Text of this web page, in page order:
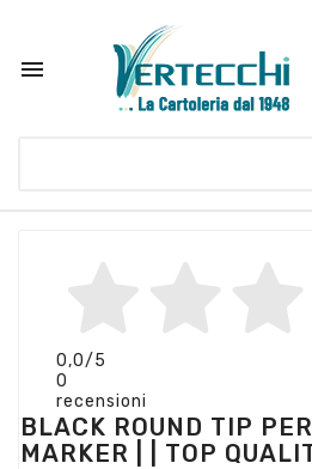

0,0/5
0
recensioni
BLACK ROUND TIP
MARKER | | TOP